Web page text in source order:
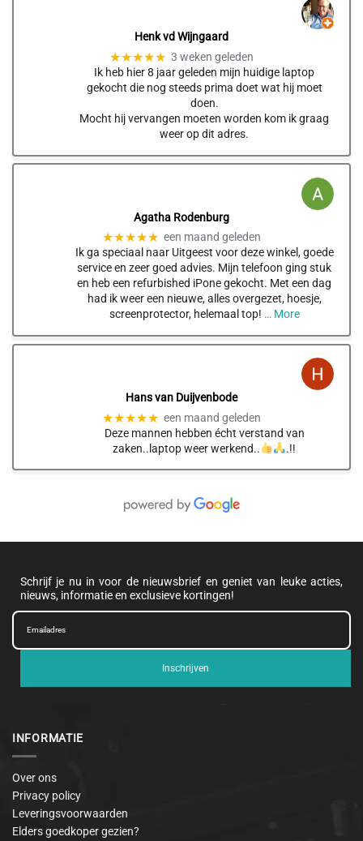
Henk vd Wijngaard
★★★★★ 3 weken geleden
Ik heb hier 8 jaar geleden mijn huidige laptop
gekocht die nog steeds prima doet wat hij moet
doen.
Mocht hij vervangen moeten worden kom ik graag
weer op dit adres.
Agatha Rodenburg
★★★★★ een maand geleden
Ik ga speciaal naar Uitgeest voor deze winkel, goede
service en zeer goed advies. Mijn telefoon ging stuk
en heb een refurbished iPone gekocht. Met een dag
had ik weer een nieuwe, alles overgezet, hoesje,
screenprotector, helemaal top! … More
Hans van Duijvenbode
★★★★★ een maand geleden
Deze mannen hebben écht verstand van
zaken..laptop weer werkend..
.!!
Schrijf je nu in voor de nieuwsbrief en geniet van leuke acties,
nieuws, informatie en exclusieve kortingen!
Inschrijven
INFORMATIE
Over ons
Privacy policy
Leveringsvoorwaarden
Elders goedkoper gezien?